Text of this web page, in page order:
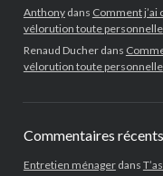
Anthonydans Comment j’ai
vélorution toute personnelle
Renaud Ducherdans
vélorution toute personnelle
Commentaires récents
Entretien ménagerdans